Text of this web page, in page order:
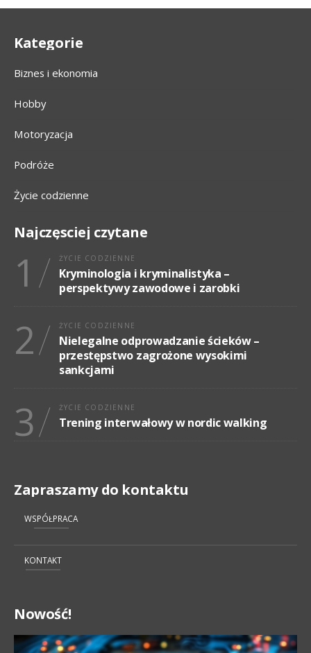
Kategorie
Biznes i ekonomia
Hobby
Motoryzacja
Podróże
Życie codzienne
Najczęsciej czytane
1 ŻYCIE CODZIENNE
Kryminologia i kryminalistyka –
perspektywy zawodowe i zarobki
2 ŻYCIE CODZIENNE
Nielegalne odprowadzanie ścieków –
przestępstwo zagrożone wysokimi
sankcjami
3 ŻYCIE CODZIENNE
Trening interwałowy w nordic walking
Zapraszamy do kontaktu
WSPÓŁPRACA
KONTAKT
Nowość!